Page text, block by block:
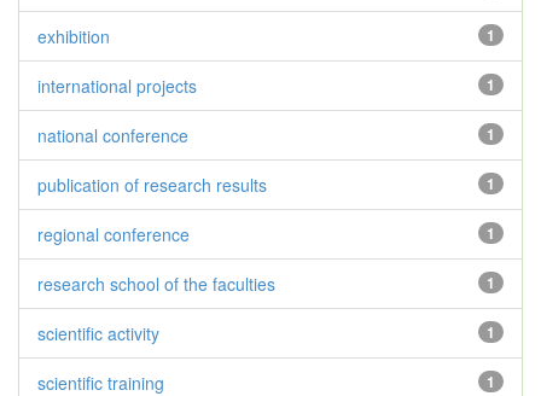
1
exhibition
1
international projects
1
national conference
1
publication of research results
1
regional conference
1
research school of the faculties
1
scientific activity
1
scientific training